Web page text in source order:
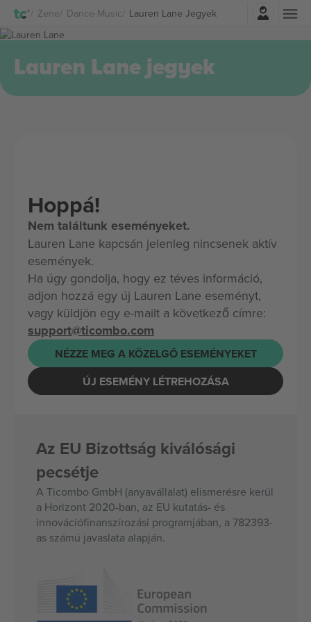
Zene Dance-Music Lauren Lane Jegyek
Belépés
Lauren Lane jegyek
Hoppá!
Nem találtunk eseményeket.
Lauren Lane kapcsán jelenleg nincsenek aktív
események.
Ha úgy gondolja, hogy ez téves információ,
adjon hozzá egy új Lauren Lane eseményt,
vagy küldjön egy e-mailt a következő címre:
support@ticombo.com
NÉZZE MEG A KÖZELGŐ ESEMÉNYEKET
ÚJ ESEMÉNY LÉTREHOZÁSA
Az EU Bizottság kiválósági
pecsétje
A Ticombo GmbH (anyavállalat) elismerésre kerül
a Horizont 2020-ban, az EU kutatás- és
innovációfinanszírozási programjában, a 782393-
as számú javaslata alapján.